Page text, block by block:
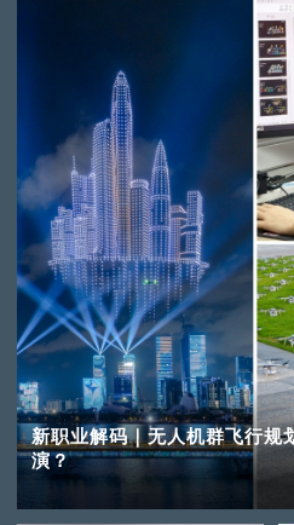
新职业解码｜无人机群飞行规
演？